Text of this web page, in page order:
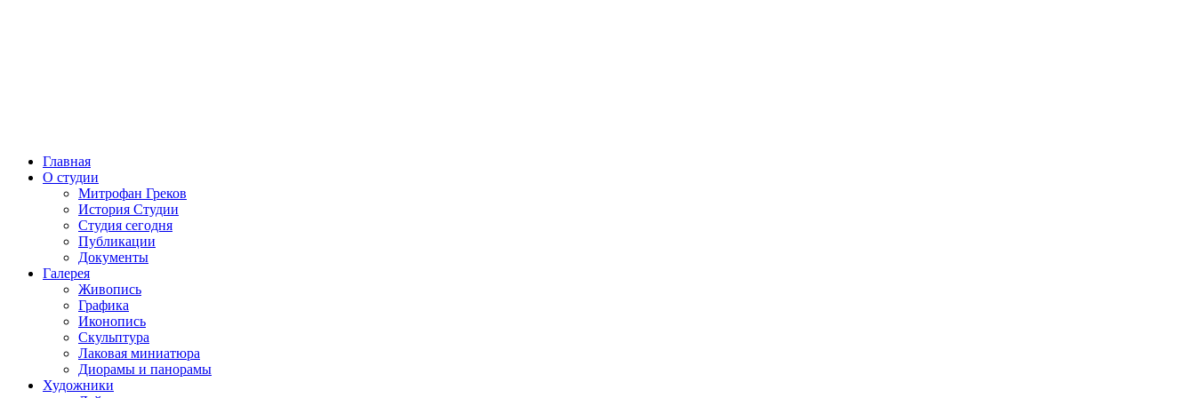
Главная
О студии
Митрофан Греков
История Студии
Студия сегодня
Публикации
Документы
Галерея
Живопись
Графика
Иконопись
Скульптура
Лаковая миниатюра
Диорамы и панорамы
Художники